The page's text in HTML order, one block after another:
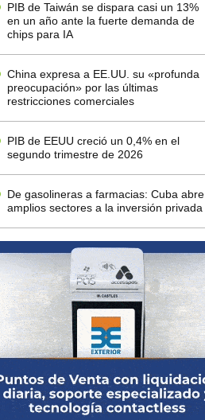
PIB de Taiwán se dispara casi un 13%
en un año ante la fuerte demanda de
chips para IA
China expresa a EE.UU. su «profunda
preocupación» por las últimas
restricciones comerciales
PIB de EEUU creció un 0,4% en el
segundo trimestre de 2026
De gasolineras a farmacias: Cuba abre
amplios sectores a la inversión privada